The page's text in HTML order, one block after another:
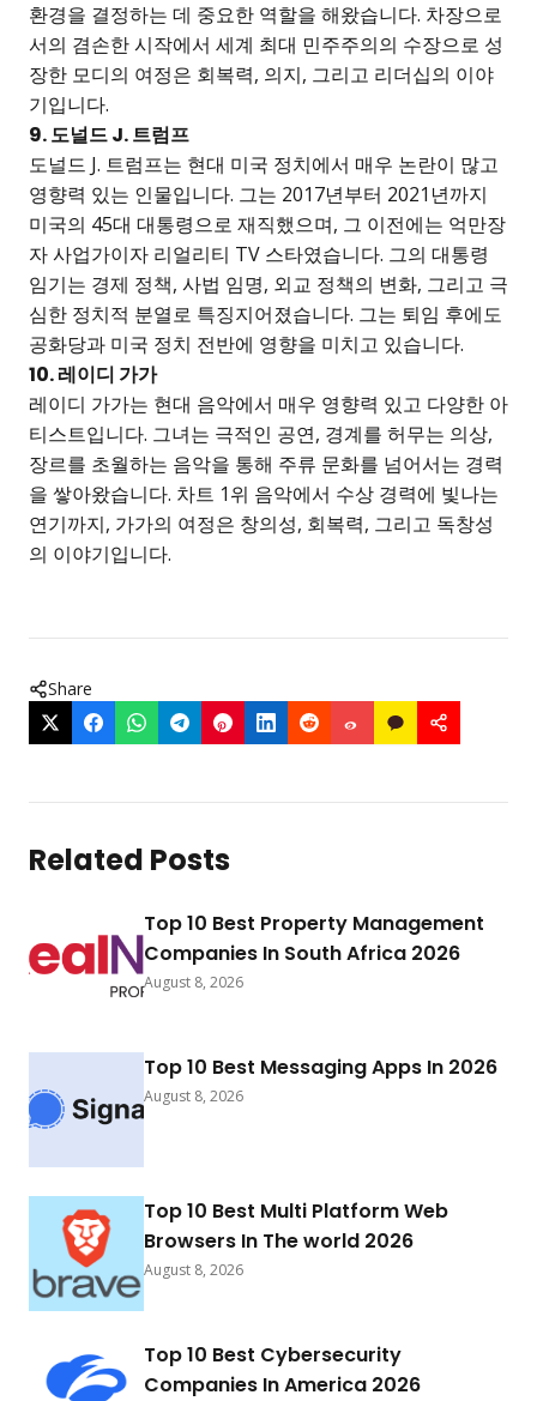
환경을 결정하는 데 중요한 역할을 해왔습니다. 차장으로
서의 겸손한 시작에서 세계 최대 민주주의의 수장으로 성
장한 모디의 여정은 회복력, 의지, 그리고 리더십의 이야
기입니다.
9. 도널드 J. 트럼프
도널드 J. 트럼프는 현대 미국 정치에서 매우 논란이 많고
영향력 있는 인물입니다. 그는 2017년부터 2021년까지
미국의 45대 대통령으로 재직했으며, 그 이전에는 억만장
자 사업가이자 리얼리티 TV 스타였습니다. 그의 대통령
임기는 경제 정책, 사법 임명, 외교 정책의 변화, 그리고 극
심한 정치적 분열로 특징지어졌습니다. 그는 퇴임 후에도
공화당과 미국 정치 전반에 영향을 미치고 있습니다.
10. 레이디 가가
레이디 가가는 현대 음악에서 매우 영향력 있고 다양한 아
티스트입니다. 그녀는 극적인 공연, 경계를 허무는 의상,
장르를 초월하는 음악을 통해 주류 문화를 넘어서는 경력
을 쌓아왔습니다. 차트 1위 음악에서 수상 경력에 빛나는
연기까지, 가가의 여정은 창의성, 회복력, 그리고 독창성
의 이야기입니다.
Share
Related Posts
Top 10 Best Property Management
Companies In South Africa 2026
August 8, 2026
Top 10 Best Messaging Apps In 2026
August 8, 2026
Top 10 Best Multi Platform Web
Browsers In The world 2026
August 8, 2026
Top 10 Best Cybersecurity
Companies In America 2026